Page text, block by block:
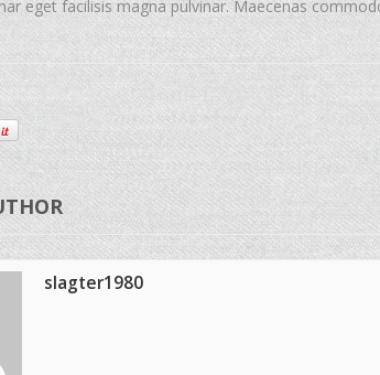
eget facilisis magna pulvinar. Maecenas
slagter1980